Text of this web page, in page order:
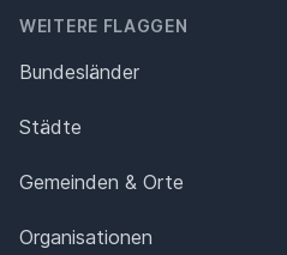
WEITERE FLAGGEN
Bundesländer
Städte
Gemeinden & Orte
Organisationen